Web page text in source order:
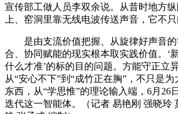
宣传部工做人员李双余说。从昔时地方
上、窑洞里靠无线电波传送声音，它不只
是由支流价值把握、从旋律好声音的
合、协同赋能的现实根本取实践价值。‘
什么才准’的标的目的问题。方能守正立
从“安心不下”到“成竹正在胸”，不只是
东西，从“学思惟”的理论输入端，6月26
迭代这一智能体。（记者 易艳刚 强晓玲